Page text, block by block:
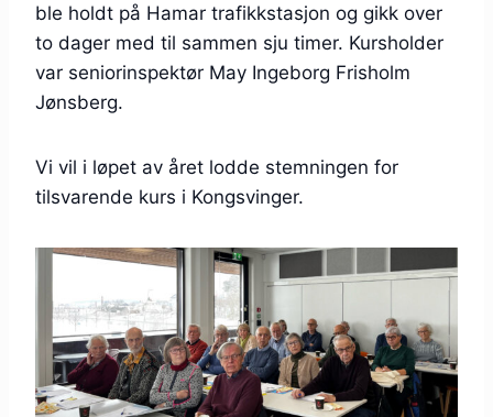
ble holdt på Hamar trafikkstasjon og gikk over
to dager med til sammen sju timer. Kursholder
var seniorinspektør May Ingeborg Frisholm
Jønsberg.
Vi vil i løpet av året lodde stemningen for
tilsvarende kurs i Kongsvinger.